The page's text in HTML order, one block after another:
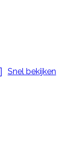
Snel bekijken